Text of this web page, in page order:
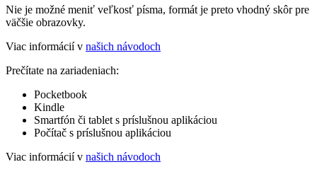
Nie je možné meniť veľkosť písma, formát je preto vhodný skôr pre
väčšie obrazovky.
Viac informácií v našich návodoch
Prečítate na zariadeniach:
Pocketbook
Kindle
Smartfón či tablet s príslušnou aplikáciou
Počítač s príslušnou aplikáciou
Viac informácií v našich návodoch